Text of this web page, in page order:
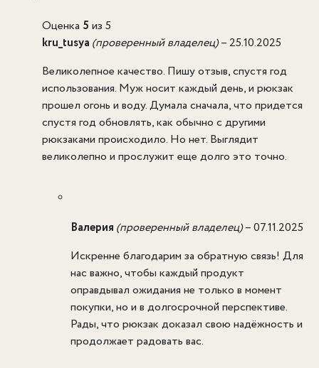
Оценка 5 из 5
kru_tusya (проверенный владелец)– 25.10.2025
Великолепное качество. Пишу отзыв, спустя год
использования. Муж носит каждый день, и рюкзак
прошел огонь и воду. Думала сначала, что придется
спустя год обновлять, как обычно с другими
рюкзаками происходило. Но нет. Выглядит
великолепно и прослужит еще долго это точно.
Валерия (проверенный владелец)–07.11.2025
Искренне благодарим за обратную связь! Для
нас важно, чтобы каждый продукт
оправдывал ожидания не только в момент
покупки, но и в долгосрочной перспективе.
Рады, что рюкзак доказал свою надёжность и
продолжает радовать вас.